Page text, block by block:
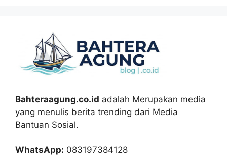
Bahteraagung.co.id adalah Merupakan media
yang menulis berita trending dari Media
Bantuan Sosial.
WhatsApp: 083197384128